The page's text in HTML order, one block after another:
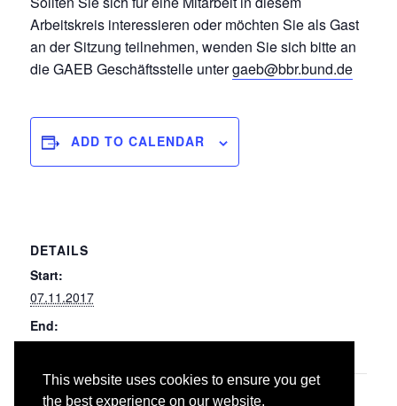
This website uses cookies to ensure you get
the best experience on our website.
Arbeitskreis interessieren oder möchten Sie als Gast
an der Sitzung teilnehmen, wenden Sie sich bitte an
die GAEB Geschäftsstelle untergaeb@bbr.bund.de
ADD TO CALENDAR
DETAILS
Start:
07.11.2017
End:
022 047 Dämm- und Brandschutzarbeiten an